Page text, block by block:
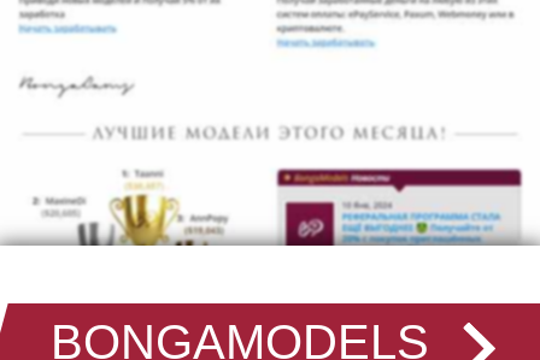
BONGAMODELS